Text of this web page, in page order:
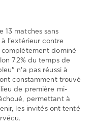
13 matches sans
l'extérieur contre
dominé
72% du temps de
n'a pas réussi à
constamment trouvé
de première mi-
permettant à
les invités ont tenté